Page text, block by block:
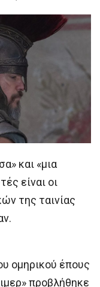
και «μια
είναι οι
της ταινίας
ομηρικού έπους
προβλήθηκε